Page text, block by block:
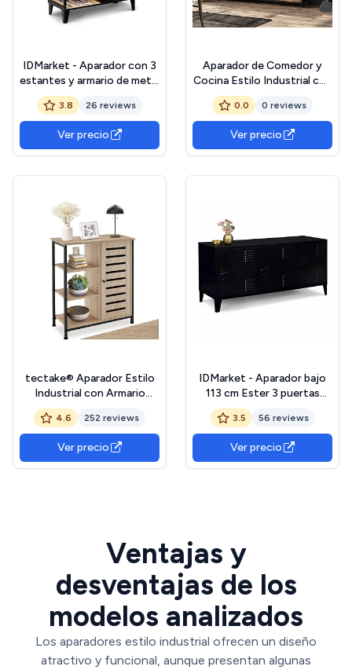
IDMarket - Aparador con 3
estantes y armario de metal
negro y tapa de madera de
70 cm, diseño industrial
3.8 26 reviews
Ver precio
Aparador de Comedor y
Cocina Estilo Industrial con
4 Cajones, Mueble
Almacenaje para Sala de
Estar, 29,8 x 137 x 76,8 cm
0.0 0 reviews
Ver precio
tectake® Aparador Estilo
Industrial con Armario
Dormitorio, Mueble Baño,
Estanterias Almacenaje,
Estanteria Baño - 71 x 32 x
82 cm Puerta a la Derecha
Madera Industrial Clara,
4.6 252 reviews
Ver precio
IDMarket - Aparador bajo
113 cm Ester 3 puertas
metal negro diseño
industrial
3.5 56 reviews
Ver precio
Ventajas y
desventajas de los
modelos analizados
Los aparadores estilo industrial ofrecen un diseño
atractivo y funcional, aunque presentan algunas